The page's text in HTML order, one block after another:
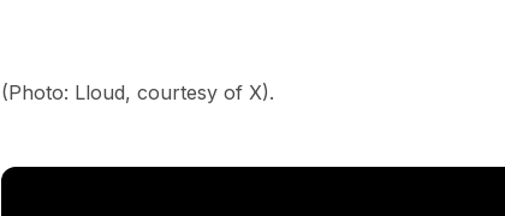
(Photo: Lloud, courtesy of X).